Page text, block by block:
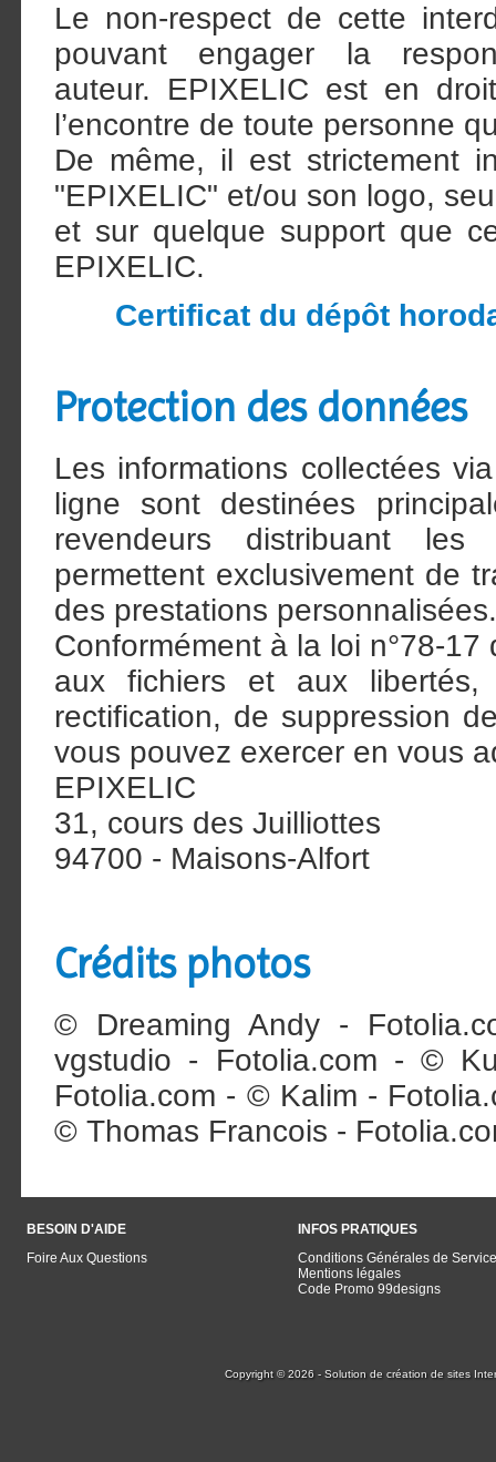
Le non-respect de cette
pouvant engager la
auteur. EPIXELIC est en
l’encontre de toute personne
De même, il est strictement
"EPIXELIC" et/ou son logo,
et sur quelque support que
EPIXELIC.
Certificat du dépôt
Protection des données
Les informations collectées
ligne sont destinées
revendeurs distribuant
permettent exclusivement de
des prestations personnalisées.
Conformément à la loi n°78-
aux fichiers et aux libertés,
rectification, de suppression
vous pouvez exercer en vous
EPIXELIC
31, cours des Juilliottes
94700 - Maisons-Alfort
Crédits photos
© Dreaming Andy -
vgstudio - Fotolia.com - ©
Fotolia.com - © Kalim -
© Thomas Francois -
BESOIN D'AIDE
Foire Aux Questions
INFOS PRATIQUES
Conditions Générales de
Mentions légales
Code Promo 99designs
Copyright © 2026 - Solution de création de sites